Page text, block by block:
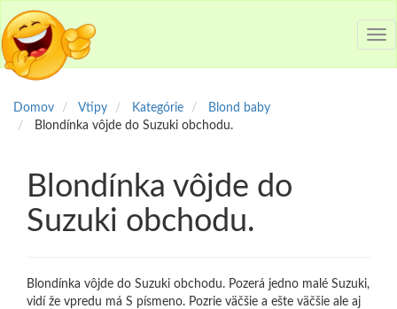
Domov Vtipy Kategórie
Blond baby
Blondínka vôjde do Suzuki obchodu.
Blondínka vôjde do
Suzuki obchodu.
Blondínka vôjde do Suzuki obchodu. Pozerá jedno malé Suzuki,
vidí že vpredu má S písmeno. Pozrie väčšie a ešte väčšie ale aj